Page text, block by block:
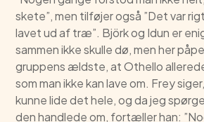
skete”, men tilføjer også ”Det var
lavet ud af træ”. Björk og Idun er
sammen ikke skulle dø, men her
gruppens ældste, at Othello
som man ikke kan lave om. Frey
kunne lide det hele, og da jeg
den handlede om, fortæller han: